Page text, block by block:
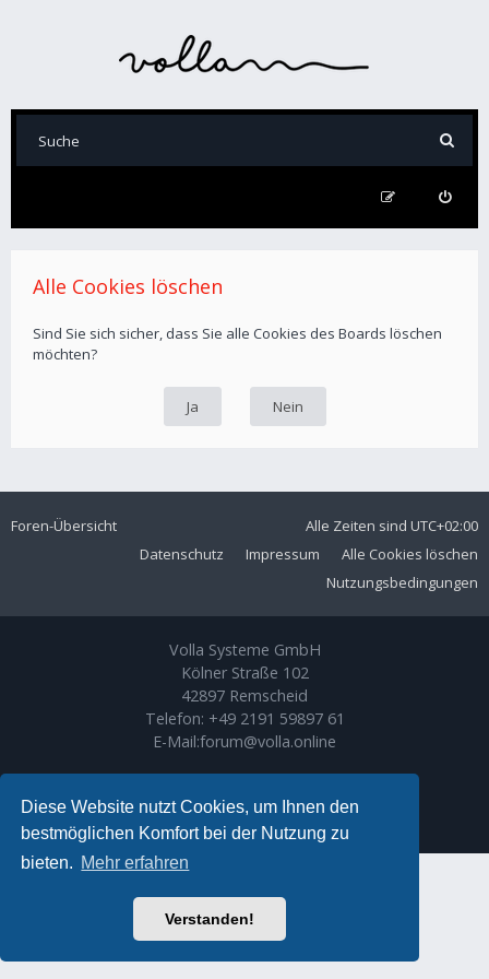
Diese Website nutzt Cookies, um Ihnen den
bestmöglichen Komfort bei der Nutzung zu
bieten. Mehr erfahren
Verstanden!
Alle Cookies löschen
Sind Sie sich sicher, dass Sie alle Cookies des Boards löschen
möchten?
Foren-Übersicht Alle Zeiten sind UTC+02:00
Alle Cookies löschen
Impressum
Datenschutz
Nutzungsbedingungen
Volla Systeme GmbH
Kölner Straße 102
42897 Remscheid
Telefon: +49 2191 59897 61
E-Mail:forum@volla.online
Ariki Theme byGramziu